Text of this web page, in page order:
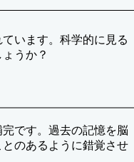
います。科学的に見る
うか？
です。過去の記憶を脳
のあるように錯覚させ